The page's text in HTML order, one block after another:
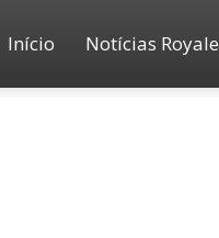
Clash
Início Notícias Royale